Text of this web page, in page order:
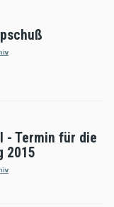
- Termin für die
2015